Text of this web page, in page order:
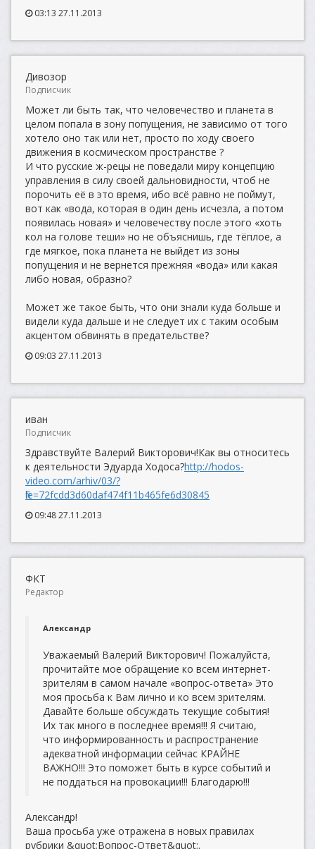
03:13 27.11.2013
Дивозор
Подписчик
Может ли быть так, что человечество и планета в
целом попала в зону попущения, не зависимо от того
хотело оно так или нет, просто по ходу своего
движения в космическом пространстве ?
И что русские ж-рецы не поведали миру концепцию
управления в силу своей дальновидности, чтоб не
порочить её в это время, ибо всё равно не поймут,
вот как «вода, которая в один день исчезла, а потом
появилась новая» и человечеству после этого «хоть
кол на голове теши» но не объяснишь, где тёплое, а
где мягкое, пока планета не выйдет из зоны
попущения и не вернется прежняя «вода» или какая
либо новая, образно?
Может же такое быть, что они знали куда больше и
видели куда дальше и не следует их с таким особым
акцентом обвинять в предательстве?
09:03 27.11.2013
иван
Подписчик
Здравствуйте Валерий Викторович!Как вы относитесь
к деятельности Эдуарда Ходоса?http://hodos-
video.com/arhiv/03/?
file=72fcdd3d60daf474f11b465fe6d30845
09:48 27.11.2013
ФКТ
Редактор
Александр
Уважаемый Валерий Викторович! Пожалуйста,
прочитайте мое обращение ко всем интернет-
зрителям в самом начале «вопрос-ответа» Это
моя просьба к Вам лично и ко всем зрителям.
Давайте больше обсуждать текущие события!
Их так много в последнее время!!! Я считаю,
что информированность и распространение
адекватной информации сейчас КРАЙНЕ
ВАЖНО!!! Это поможет быть в курсе событий и
не поддаться на провокации!!! Благодарю!!!
Александр!
Ваша просьба уже отражена в новых правилах
рубрики &quot;Вопрос-Ответ&quot;.